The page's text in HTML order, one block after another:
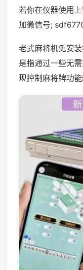
若你在仪器使用
加微信号;
老式麻将机免安
是指通过一些无
现控制麻将牌功能